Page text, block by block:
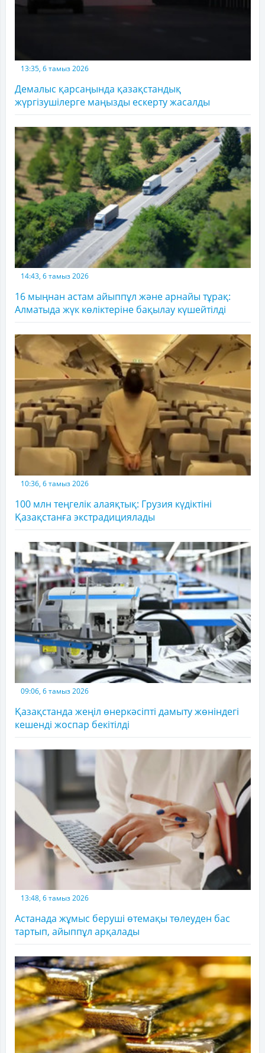
13:35, 6 тамыз 2026
Демалыс қарсаңында қазақстандық
жүргізушілерге маңызды ескерту жасалды
14:43, 6 тамыз 2026
16 мыңнан астам айыппұл және арнайы тұрақ:
Алматыда жүк көліктеріне бақылау күшейтілді
10:36, 6 тамыз 2026
100 млн теңгелік алаяқтық: Грузия күдіктіні
Қазақстанға экстрадициялады
09:06, 6 тамыз 2026
Қазақстанда жеңіл өнеркәсіпті дамыту жөніндегі
кешенді жоспар бекітілді
13:48, 6 тамыз 2026
Астанада жұмыс беруші өтемақы төлеуден бас
тартып, айыппұл арқалады